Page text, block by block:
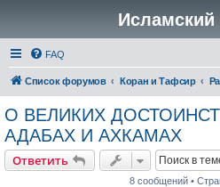
FAQ
Список форумов Коран и Тафсир
О ВЕЛИКИХ
АДАБАХ И АХКАМАХ
Ответить
8 сообщений •